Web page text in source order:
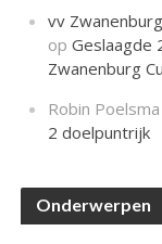
vv
opGeslaagde
Zwanenburg
Robin Poelsma
2 doelpuntrijk
Onderwerpen